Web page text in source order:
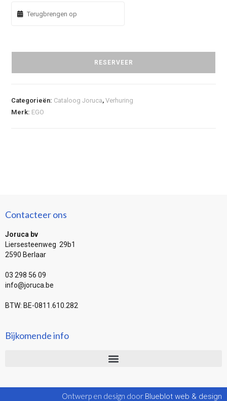
RESERVEER
Categorieën: Cataloog Joruca,Verhuring
Merk: EGO
Contacteer ons
Joruca bv
Liersesteenweg 29b1
2590 Berlaar
03 298 56 09
info@joruca.be
BTW: BE-0811.610.282
Bijkomende info
Ontwerp en design door Blueblot web & design